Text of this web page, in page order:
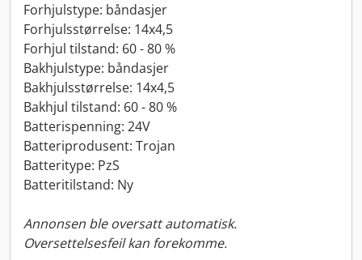
Forhjulstype: båndasjer
Forhjulsstørrelse: 14x4,5
Forhjul tilstand: 60 - 80 %
Bakhjulstype: båndasjer
Bakhjulsstørrelse: 14x4,5
Bakhjul tilstand: 60 - 80 %
Batterispenning: 24V
Batteriprodusent: Trojan
Batteritype: PzS
Batteritilstand: Ny
Annonsen ble oversatt automatisk.
Oversettelsesfeil kan forekomme.